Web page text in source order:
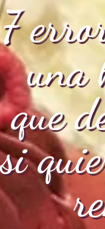
7
una
que
si